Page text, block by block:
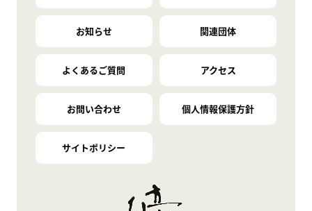
お知らせ 関連団体
よくあるご質問 アクセス
お問い合わせ 個人情報保護方針
サイトポリシー